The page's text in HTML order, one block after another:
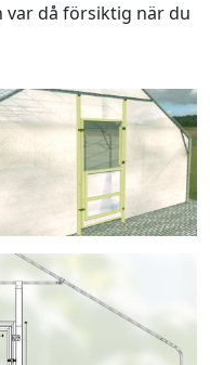
då försiktig när du